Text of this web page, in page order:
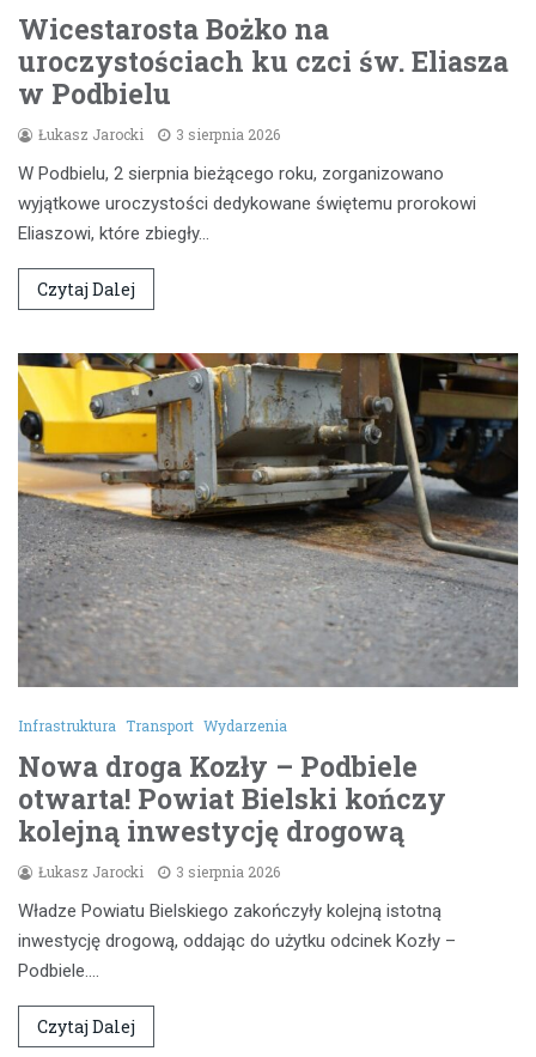
Wicestarosta Bożko na
uroczystościach ku czci św. Eliasza
w Podbielu
Łukasz Jarocki 3 sierpnia 2026
W Podbielu, 2 sierpnia bieżącego roku, zorganizowano
wyjątkowe uroczystości dedykowane świętemu prorokowi
Eliaszowi, które zbiegły…
Czytaj Dalej
Infrastruktura Transport Wydarzenia
Nowa droga Kozły – Podbiele
otwarta! Powiat Bielski kończy
kolejną inwestycję drogową
Łukasz Jarocki 3 sierpnia 2026
Władze Powiatu Bielskiego zakończyły kolejną istotną
inwestycję drogową, oddając do użytku odcinek Kozły –
Podbiele.…
Czytaj Dalej